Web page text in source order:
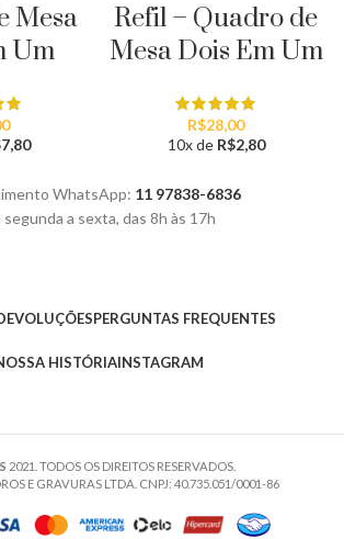
Mesa
Um
7,80
Refil – Quadro de
Mesa Dois Em Um
R$28,00
10x de R$2,80
WhatsApp: 11 97838-6836
segunda a sexta, das 8h às 17h
PERGUNTAS FREQUENTES
HISTÓRIAINSTAGRAM
2021. TODOS OS DIREITOS RESERVADOS.
E GRAVURAS LTDA. CNPJ: 40.735.051/0001-86